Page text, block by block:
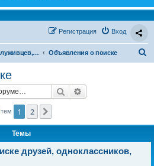
Вход
Регистрация
Поиск сослуживцев, друзей, родных и близких, однокласников и т.д. Объявления о поиске
Поиск
1 2
Темы
друзей, одноклассников,